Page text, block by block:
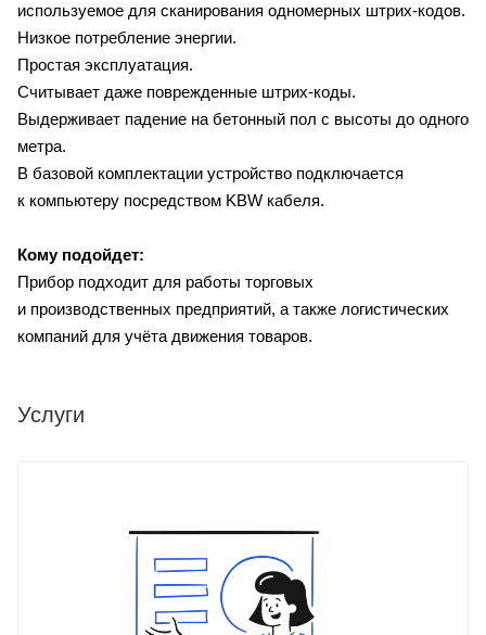
используемое для сканирования одномерных штрих‑кодов.
Низкое потребление энергии.
Простая эксплуатация.
Считывает даже поврежденные штрих‑коды.
Выдерживает падение на бетонный пол с высоты до одного
метра.
В базовой комплектации устройство подключается
к компьютеру посредством KBW кабеля.
Кому подойдет:
Прибор подходит для работы торговых
и производственных предприятий, а также логистических
компаний для учёта движения товаров.
Услуги